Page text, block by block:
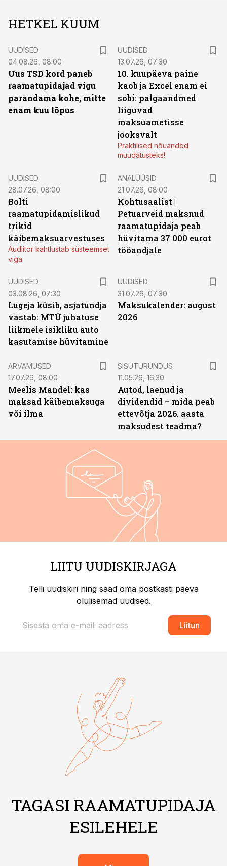
HETKEL KUUM
UUDISED
04.08.26, 08:00
Uus TSD kord paneb
raamatupidajad vigu
parandama kohe, mitte
enam kuu lõpus
UUDISED
13.07.26, 07:30
10. kuupäeva paine
kaob ja Excel enam ei
sobi: palgaandmed
liiguvad
maksuametisse
jooksvalt
Praktilised nõuanded
muudatusteks!
UUDISED
28.07.26, 08:00
Bolti
raamatupidamislikud
trikid
käibemaksuarvestuses
Audiitor kahtlustab süsteemset
viga
ANALÜÜSID
21.07.26, 08:00
Kohtusaalist |
Petuarveid maksnud
raamatupidaja peab
hüvitama 37 000 eurot
tööandjale
UUDISED
03.08.26, 07:30
Lugeja küsib, asjatundja
vastab: MTÜ juhatuse
liikmele isikliku auto
kasutamise hüvitamine
UUDISED
31.07.26, 07:30
Maksukalender: august
2026
ARVAMUSED
17.07.26, 08:00
Meelis Mandel: kas
maksad käibemaksuga
või ilma
SISUTURUNDUS
11.05.26, 16:30
Autod, laenud ja
dividendid – mida peab
ettevõtja 2026. aasta
maksudest teadma?
LIITU UUDISKIRJAGA
Telli uudiskiri ning saad oma postkasti päeva
olulisemad uudised.
Liitun
TAGASI RAAMATUPIDAJA
ESILEHELE